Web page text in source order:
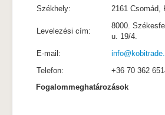
Székhely:
2161 Csomád,
Levelezési cím:
8000.
u. 19/4.
E-mail:
Telefon:
+36 70 362
Fogalommeghatározások